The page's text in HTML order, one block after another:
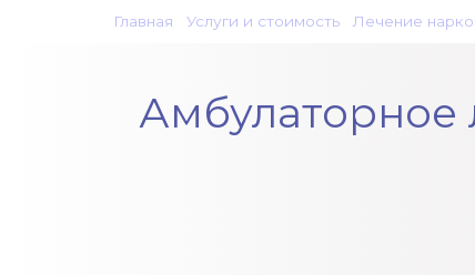
Главная Услуги и стоимость Лечение
Амбулаторное